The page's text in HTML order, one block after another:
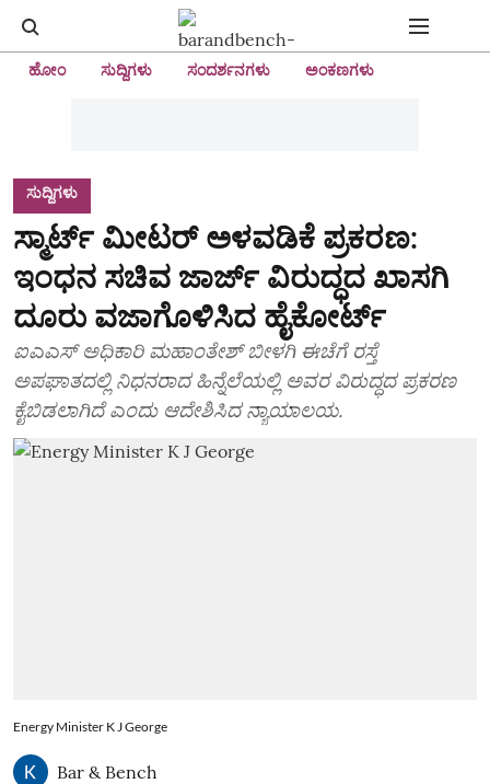
ಹೋಂ ಸುದ್ದಿಗಳು ಸಂದರ್ಶನಗಳು ಅಂಕಣಗಳು
ಸುದ್ದಿಗಳು
ಸ್ಮಾರ್ಟ್‌ ಮೀಟರ್‌ ಅಳವಡಿಕೆ ಪ್ರಕರಣ:
ಇಂಧನ ಸಚಿವ ಜಾರ್ಜ್‌ ವಿರುದ್ಧದ ಖಾಸಗಿ
ದೂರು ವಜಾಗೊಳಿಸಿದ ಹೈಕೋರ್ಟ್‌
ಐಎಎಸ್‌ ಅಧಿಕಾರಿ ಮಹಾಂತೇಶ್‌ ಬೀಳಗಿ ಈಚೆಗೆ ರಸ್ತೆ
ಅಪಘಾತದಲ್ಲಿ ನಿಧನರಾದ ಹಿನ್ನೆಲೆಯಲ್ಲಿ ಅವರ ವಿರುದ್ಧದ ಪ್ರಕರಣ
ಕೈಬಿಡಲಾಗಿದೆ ಎಂದು ಆದೇಶಿಸಿದ ನ್ಯಾಯಾಲಯ.
Energy Minister K J George
Bar & Bench